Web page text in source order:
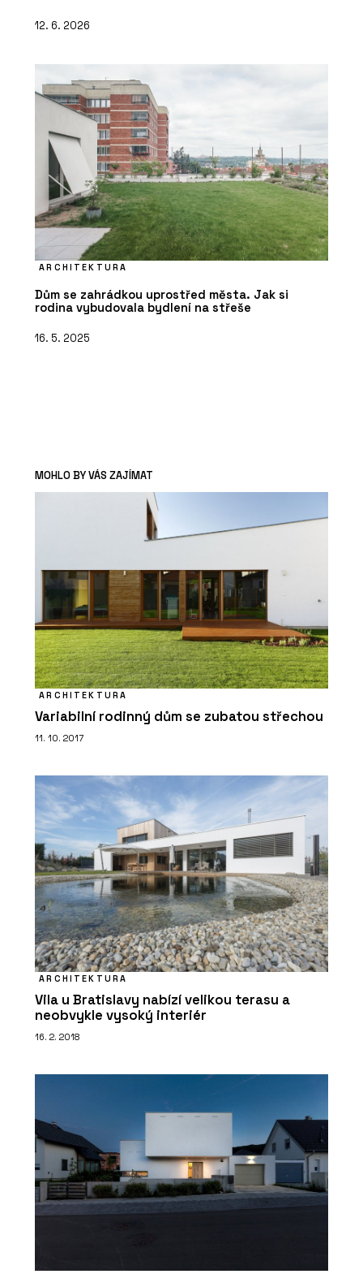
12. 6. 2026
ARCHITEKTURA
Dům se zahrádkou uprostřed města. Jak si
rodina vybudovala bydlení na střeše
16. 5. 2025
MOHLO BY VÁS ZAJÍMAT
ARCHITEKTURA
Variabilní rodinný dům se zubatou střechou
11. 10. 2017
ARCHITEKTURA
Vila u Bratislavy nabízí velikou terasu a
neobvykle vysoký interiér
16. 2. 2018